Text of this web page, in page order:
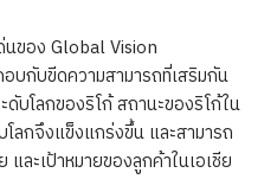
ของ Global Vision
บกับขีดความสามารถที่เสริมกัน
บโลกของริโก้ สถานะของริโก้ใน
ลกจึงแข็งแกร่งขึ้น และสามารถ
ละเป้าหมายของลูกค้าในเอเชีย